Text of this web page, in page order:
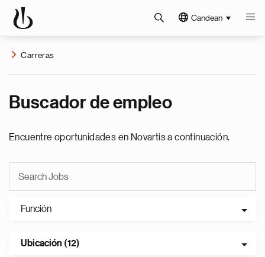
Candean
Carreras
Buscador de empleo
Encuentre oportunidades en Novartis a continuación.
Función
Ubicación (12)